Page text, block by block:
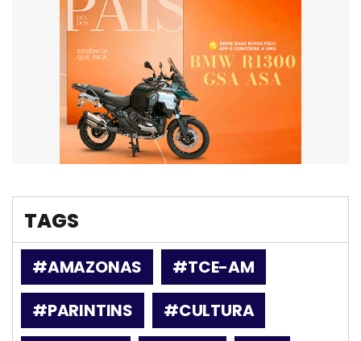
TAGS
#AMAZONAS
#TCE-AM
#PARINTINS
#CULTURA